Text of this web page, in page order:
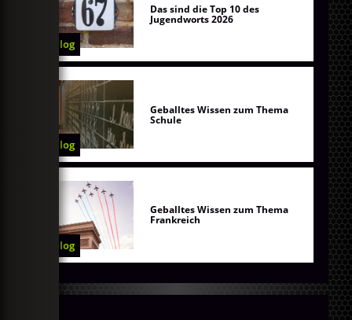
Blog
Das sind die Top 10 des
Jugendworts 2026
Blog
Geballtes Wissen zum Thema
Schule
Blog
Geballtes Wissen zum Thema
Frankreich